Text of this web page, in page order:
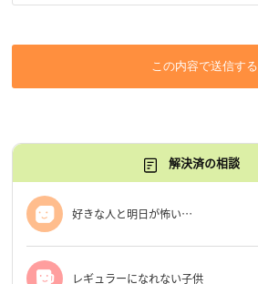
この内容で送信する
解決済の相談
好きな人と明日が怖い…
レギュラーになれない子供